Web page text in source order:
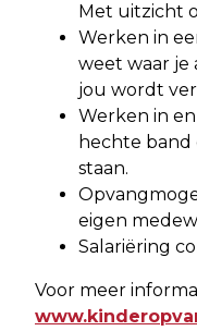
Met uitzicht
Werken in
weet waar je
jou wordt
Werken in
hechte band
staan.
eigen
Salariëring
Voor meer